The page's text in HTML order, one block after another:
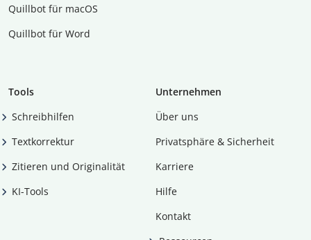
Quillbot für macOS
Quillbot für Word
Tools
Schreibhilfen
Textkorrektur
Zitieren und Originalität
KI-Tools
Unternehmen
Über uns
Privatsphäre & Sicherheit
Karriere
Hilfe
Kontakt